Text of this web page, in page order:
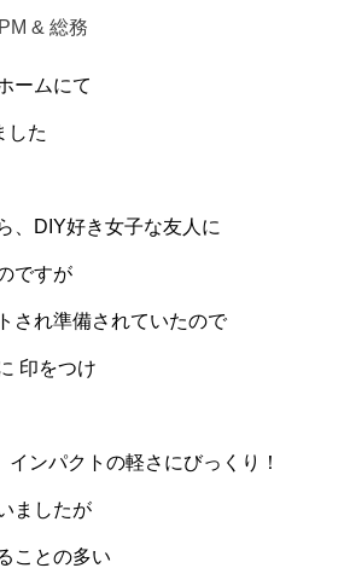
& 総務
ームにて
した
、DIY好き女子な友人に
ですが
され準備されていたので
印をつけ
ンパクトの軽さにびっくり！
ましたが
ことの多い